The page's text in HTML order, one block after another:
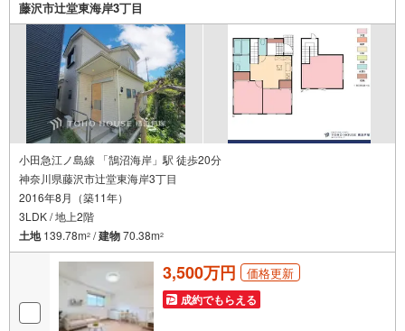
横浜西口で36年の信頼と実績、センチュリー21スターライフ。横浜駅西口
より徒歩5分の好立地で、お車でのご来店も可能です。センチュリー21なら
ではの独自物件も豊富にご用意し、地域密着ならではの情報力で理想の住
まい探しをサポートいたします。全国約970店舗の中で、アメリカ本部が定
める基準を満たした上位4％のみが受賞できる「センチュリオン」を2003
年より連続受賞。住宅ローン相談会では無理のない返済計画や購入時にか
かる諸費用の概算まで丁寧にご案内し、安心の資金計画をご提案します。
さらにオンライン内見にも対応し、ご来店不要でご自宅から物件見学が可
能です。
藤沢市辻堂東海岸3丁目
小田急江ノ島線 「鵠沼海岸」駅 徒歩20分
神奈川県藤沢市辻堂東海岸3丁目
2016年8月（築11年）
3LDK / 地上2階
土地139.78m2 /建物70.38m2
3,500万円 価格更新
成約でもらえる